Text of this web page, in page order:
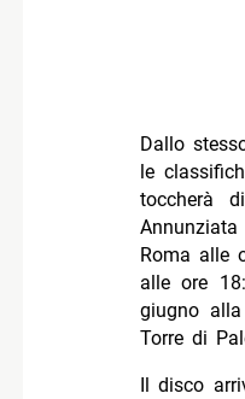
Dallo
le
toccherà
Roma alle
alle ore
giugno
Torre di
Il disco